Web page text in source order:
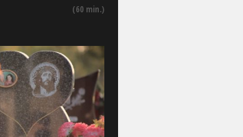
(60 min.)